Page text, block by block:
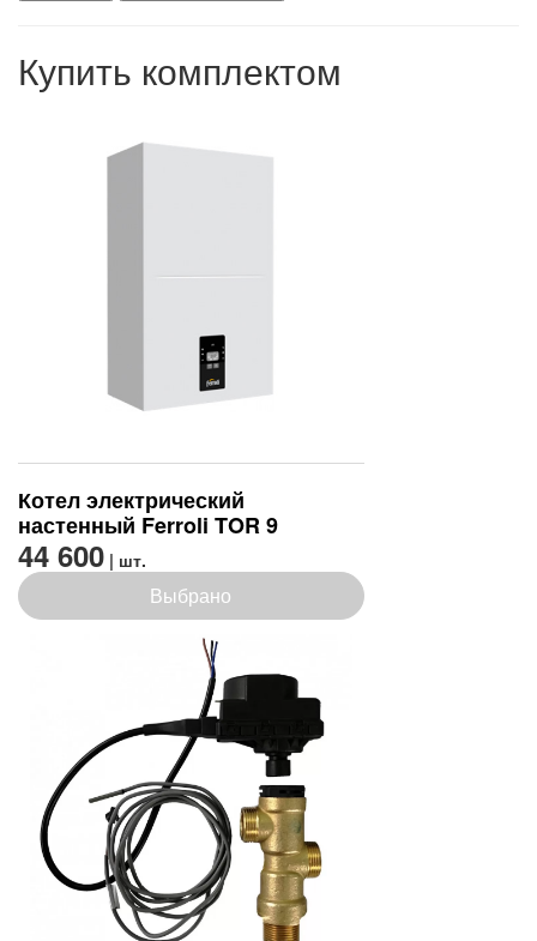
Купить комплектом
Котел электрический
настенный Ferroli TOR 9
44 600 | шт.
Выбрано